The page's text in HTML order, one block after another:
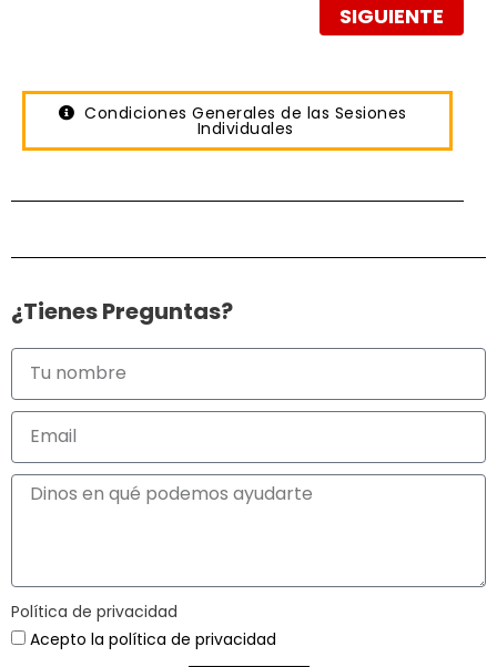
SIGUIENTE
Condiciones Generales de las Sesiones
Individuales
¿Tienes Preguntas?
Política de privacidad
Acepto la política de privacidad